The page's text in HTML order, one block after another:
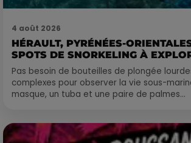
4 août 2026
HÉRAULT, PYRÉNÉES-
SPOTS DE SNORKELING À
Pas besoin de bouteilles de plongée
complexes pour observer la vie sous-
masque, un tuba et une paire de palmes...